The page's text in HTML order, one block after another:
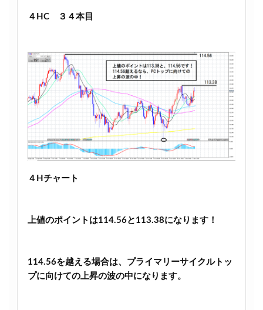
４HC ３４本目
４Hチャート
上値のポイントは114.56と113.38になります！
114.56を越える場合は、プライマリーサイクルトッ
プに向けての上昇の波の中になります。